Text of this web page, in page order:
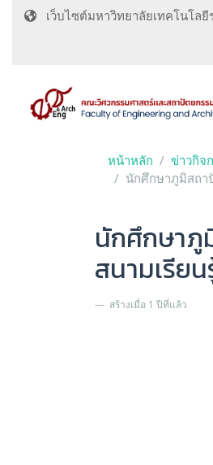
เว็บไซต์มหาวิทยาลัยเทคโนโล
หน้าหลัก
ข่าวกิจ
นักศึกษาภูมิสถา
นักศึกษาภู
สนามเรีย
สร้างเมื่อ 1 ปีที่แล้ว